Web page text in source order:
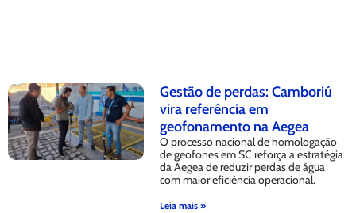
Gestão de perdas: Camboriú
vira referência em
geofonamento na Aegea
O processo nacional de homologação
de geofones em SC reforça a estratégia
da Aegea de reduzir perdas de água
com maior eficiência operacional.
Leia mais »